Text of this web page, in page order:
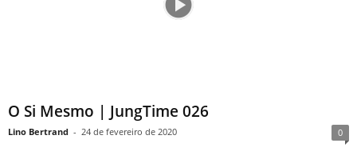
O Si Mesmo | JungTime 026
Lino Bertrand - 24 de fevereiro de 2020 0